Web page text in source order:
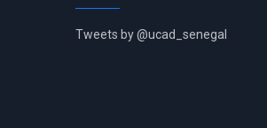
Tweets by @ucad_senegal